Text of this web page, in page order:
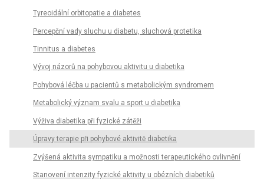
Tyreoidální orbitopatie a diabetes
Percepční vady sluchu u diabetu, sluchová protetika
Tinnitus a diabetes
Vývoj názorů na pohybovou aktivitu u diabetika
Pohybová léčba u pacientů s metabolickým syndromem
Metabolický význam svalu a sport u diabetika
Výživa diabetika při fyzické zátěži
Úpravy terapie při pohybové aktivitě diabetika
Zvýšená aktivita sympatiku a možnosti terapeutického ovlivnění
Stanovení intenzity fyzické aktivity u obézních diabetiků